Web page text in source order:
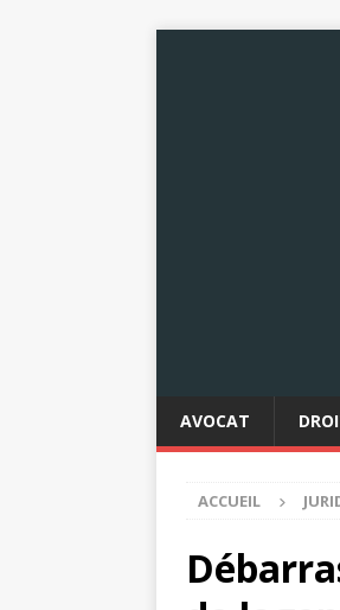
AVOCAT
ACCUEIL